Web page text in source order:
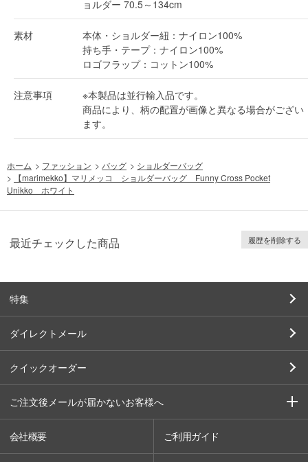
ョルダー 70.5～134cm
素材
本体・ショルダー紐：ナイロン100%
持ち手・テープ：ナイロン100%
ロゴフラップ：コットン100%
注意事項
※本製品は並行輸入品です。
商品により、柄の配置が画像と異なる場合がござい
ます。
ホーム > ファッション > バッグ > ショルダーバッグ
>
【marimekko】マリメッコ ショルダーバッグ Funny Cross Pocket
Unikko ホワイト
最近チェックした商品 履歴を削除する
特集
ダイレクトメール
クイックオーダー
ご注文後メールが届かないお客様へ
会社概要 ご利用ガイド